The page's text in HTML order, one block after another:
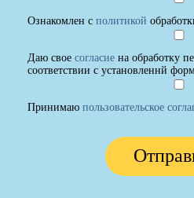
Ознакомлен с политикой
Даю свое согласие на обработку
соответствии с установленнй
Принимаю пользовательское